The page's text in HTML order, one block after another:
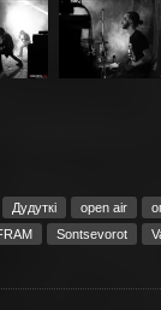
Дудуткі open air
Sontsevorot